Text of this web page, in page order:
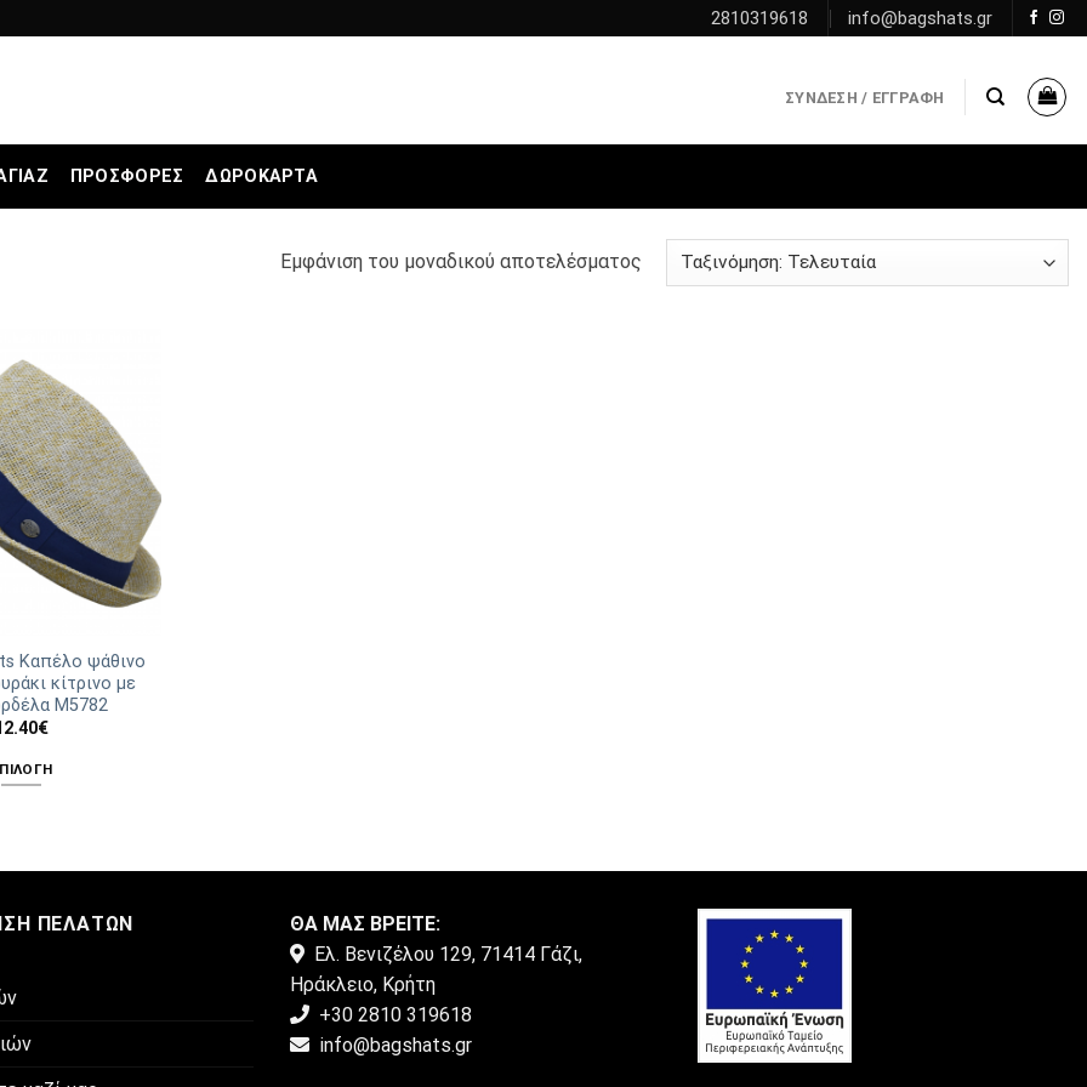
2810319618 info@bagshats.gr
ΣΎΝΔΕΣΗ / ΕΓΓΡΑΦΉ
ΠΡΟΣΦΟΡΕΣ ΔΩΡΟΚΆΡΤΑ
Εμφάνιση του μοναδικού αποτελέσματος
Καπέλο ψάθινο
κίτρινο με
Μ5782
€
πολλαπλές
να
επιλεγούν
ΠΕΛΑΤΏΝ
ΘΑ ΜΑΣ ΒΡΕΙΤΕ:
Ελ. Βενιζέλου 129, 71414 Γάζι,
Ηράκλειο, Κρήτη
+30 2810 319618
info@bagshats.gr